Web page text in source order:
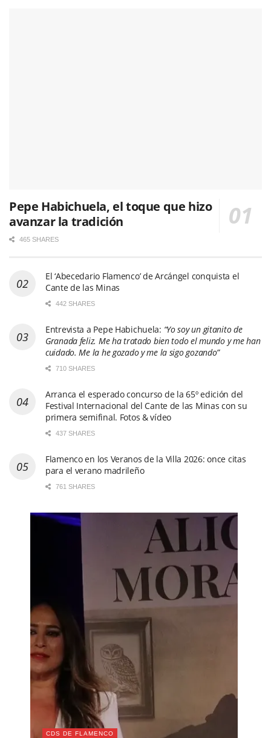
Pepe Habichuela, el toque que hizo
avanzar la tradición
465 SHARES
El ‘Abecedario Flamenco’ de Arcángel conquista el
Cante de las Minas
442 SHARES
Entrevista a Pepe Habichuela: “Yo soy un gitanito de
Granada feliz. Me ha tratado bien todo el mundo y me han
cuidado. Me la he gozado y me la sigo gozando”
710 SHARES
Arranca el esperado concurso de la 65º edición del
Festival Internacional del Cante de las Minas con su
primera semifinal. Fotos & vídeo
437 SHARES
Flamenco en los Veranos de la Villa 2026: once citas
para el verano madrileño
761 SHARES
CDS DE FLAMENCO